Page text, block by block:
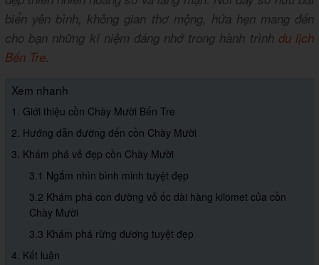
biển yên bình, không gian thơ mộng, hứa hẹn mang đến
cho bạn những kỉ niệm đáng nhớ trong hành trình du lịch
Bến Tre.
Xem nhanh
1. Giới thiệu cồn Chày Mười Bến Tre
2. Hướng dẫn đường đến cồn Chày Mười
3. Khám phá vẻ đẹp cồn Chày Mười
3.1 Ngắm nhìn bình minh tuyệt đẹp
3.2 Khám phá con đường vỏ ốc dài hàng kilomet của cồn
Chày Mười
3.3 Khám phá rừng dương tuyệt đẹp
4. Kết luận